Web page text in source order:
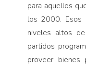
para aquellos
los 2000. Esos
niveles altos
partidos
proveer bienes